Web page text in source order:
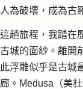
人為破壞，成為古
這趟旅程，我踏在
古城的面紗。離開
此浮雕似乎是古城
廊。Medusa（美